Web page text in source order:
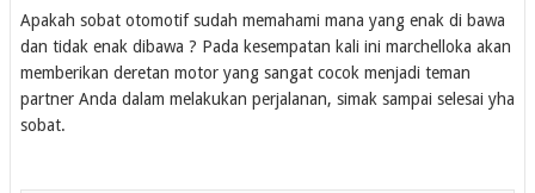
Apakah sobat otomotif sudah memahami mana yang enak di bawa
dan tidak enak dibawa ? Pada kesempatan kali ini marchelloka akan
memberikan deretan motor yang sangat cocok menjadi teman
partner Anda dalam melakukan perjalanan, simak sampai selesai yha
sobat.